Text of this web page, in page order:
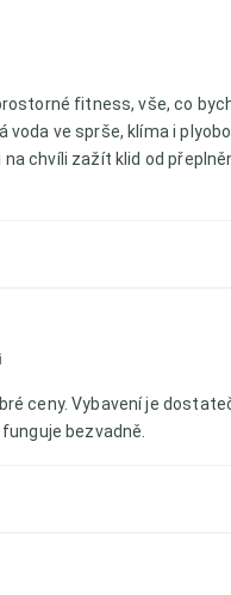
fitness, vše, co
ve sprše, klíma i
chvíli zažít klid od
ceny. Vybavení je
bezvadně.